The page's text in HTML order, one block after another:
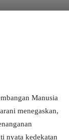
Manusia
menegaskan,
nyata kedekatan